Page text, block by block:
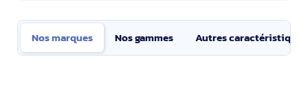
Nos marques Nos gammes Autres caractéristiques